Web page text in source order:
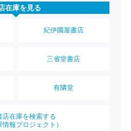
在庫を見る
紀伊國屋書店
三省堂書店
有隣堂
店在庫を検索する
情報プロジェクト）